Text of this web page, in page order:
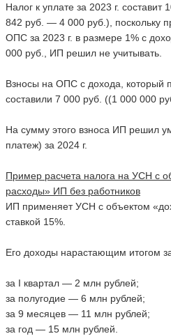
Налог к уплате за 2023 г.
842 руб. — 4 000 руб.), поскольку
ОПС за 2023 г. в размере 1% с
000 руб., ИП решил не учитывать.
Взносы на ОПС с дохода, который
составили 7 000 руб. ((1 000 000
На сумму этого взноса ИП решил
платеж) за 2024 г.
Пример расчета налога на УСН с
расходы» ИП без работников
ИП применяет УСН с объектом
ставкой 15%.
Его доходы нарастающим итогом
за I квартал — 2 млн рублей;
за полугодие — 6 млн рублей;
за 9 месяцев — 11 млн рублей;
за год — 15 млн рублей.